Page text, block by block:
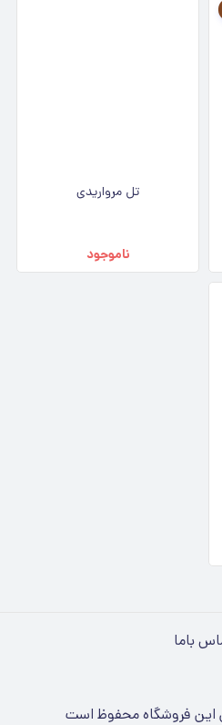
تل مرواریدی
ناموجود
باما
این فروشگاه محفوظ است